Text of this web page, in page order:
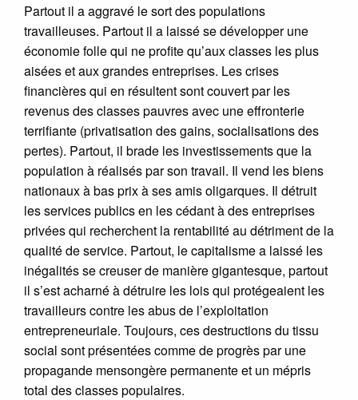
Partout il a aggravé le sort des populations
travailleuses. Partout il a laissé se développer une
économie folle qui ne profite qu’aux classes les plus
aisées et aux grandes entreprises. Les crises
financières qui en résultent sont couvert par les
revenus des classes pauvres avec une effronterie
terrifiante (privatisation des gains, socialisations des
pertes). Partout, il brade les investissements que la
population à réalisés par son travail. Il vend les biens
nationaux à bas prix à ses amis oligarques. Il détruit
les services publics en les cédant à des entreprises
privées qui recherchent la rentabilité au détriment de la
qualité de service. Partout, le capitalisme a laissé les
inégalités se creuser de manière gigantesque, partout
il s’est acharné à détruire les lois qui protégeaient les
travailleurs contre les abus de l’exploitation
entrepreneuriale. Toujours, ces destructions du tissu
social sont présentées comme de progrès par une
propagande mensongère permanente et un mépris
total des classes populaires.